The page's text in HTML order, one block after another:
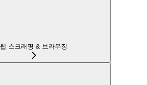
웹 스크래핑 & 브라우징